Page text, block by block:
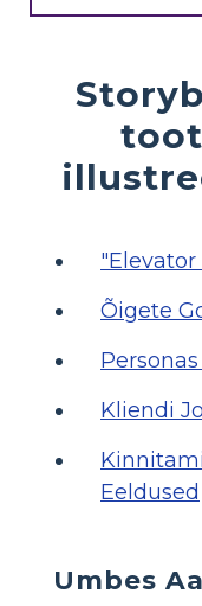
Õigete
Kliendi
Eeldused
Umbes